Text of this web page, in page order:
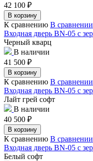
42 100 ₽
В корзину
К сравнению В сравнении
Входная дверь BN-05 с
Черный кварц
В наличии
41 500 ₽
В корзину
К сравнению В сравнении
Входная дверь BN-05 с
Лайт грей софт
В наличии
40 500 ₽
В корзину
К сравнению В сравнении
Входная дверь BN-05 с
Белый софт